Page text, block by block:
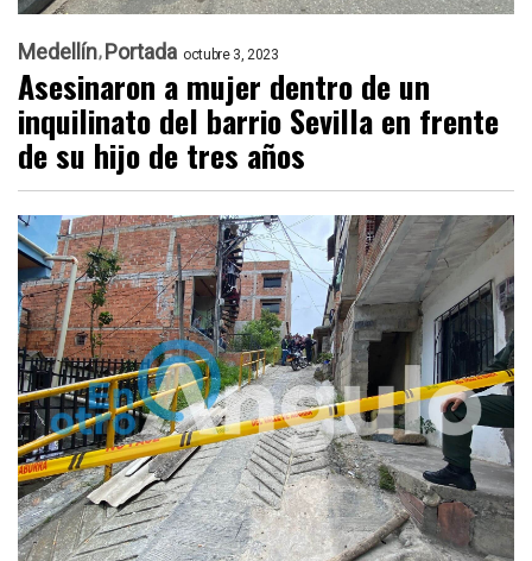
Medellín Portada octubre 3, 2023
Asesinaron a mujer dentro de un
inquilinato del barrio Sevilla en frente
de su hijo de tres años